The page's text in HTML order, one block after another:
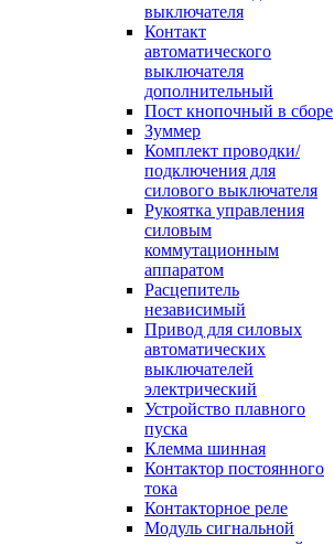
выключателя
Контакт
автоматического
выключателя
дополнительный
Пост кнопочный в сборе
Зуммер
Комплект проводки/
подключения для
силового выключателя
Рукоятка управления
силовым
коммутационным
аппаратом
Расцепитель
независимый
Привод для силовых
автоматических
выключателей
электрический
Устройство плавного
пуска
Клемма шинная
Контактор постоянного
тока
Контакторное реле
Модуль сигнальной